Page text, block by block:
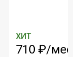
ХИТ
710 ₽/мес